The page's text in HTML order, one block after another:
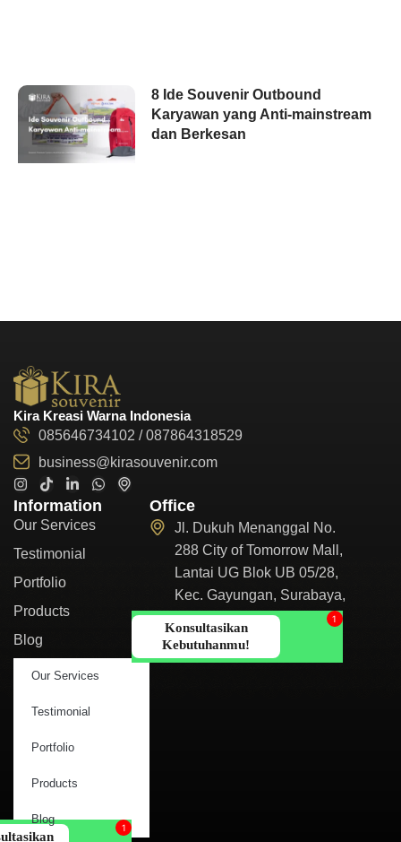
8 Ide Souvenir Outbound
Karyawan yang Anti-mainstream
dan Berkesan
Kira Kreasi Warna Indonesia
085646734102 / 087864318529
business@kirasouvenir.com
Information
Our Services
Testimonial
Portfolio
Products
Blog
Our Services
Testimonial
Portfolio
Products
Blog
Office
Jl. Dukuh Menanggal No.
288 City of Tomorrow Mall,
Lantai UG Blok UB 05/28,
Kec. Gayungan, Surabaya,
Jawa Timur 60234